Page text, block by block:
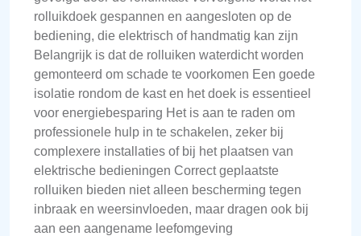
rolluikdoek gespannen en aangesloten op de
bediening, die elektrisch of handmatig kan zijn
Belangrijk is dat de rolluiken waterdicht worden
gemonteerd om schade te voorkomen Een goede
isolatie rondom de kast en het doek is essentieel
voor energiebesparing Het is aan te raden om
professionele hulp in te schakelen, zeker bij
complexere installaties of bij het plaatsen van
elektrische bedieningen Correct geplaatste
rolluiken bieden niet alleen bescherming tegen
inbraak en weersinvloeden, maar dragen ook bij
aan een aangename leefomgeving